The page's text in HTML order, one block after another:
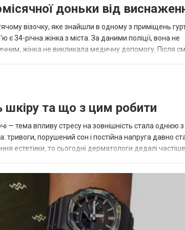
доньки від
візочку, яке знайшли в одному з приміщень
34-річна жінка з міста. За даними поліції, вона не
жінка не викликала медичну допомогу. Після
шкіру та що з цим робити
— тема впливу стресу на зовнішність стала однією з
тривоги, порушений сон і постійна напруга давно
естетики, то сьогодні дерматологи дедалі частіше